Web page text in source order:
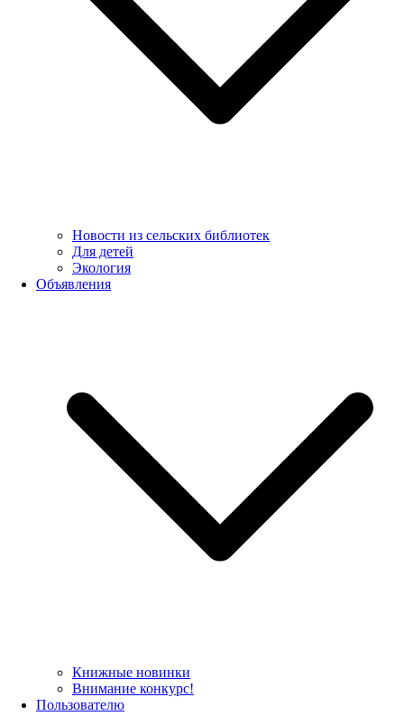
Новости из сельских библиотек
Для детей
Экология
Объявления
Книжные новинки
Внимание конкурс!
Пользователю